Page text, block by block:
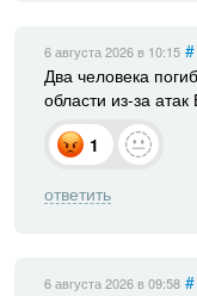
6 августа 2026 в 10:15 #
Два человека
области из-за
1
ответить
6 августа 2026 в 09:58 #